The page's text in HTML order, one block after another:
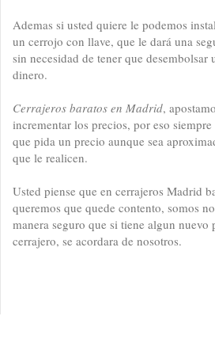
Ademas si usted quiere le podemos
un cerrojo con llave, que le dará una
sin necesidad de tener que desembolsar
dinero.
Cerrajeros baratos en Madrid,
incrementar los precios, por eso
que pida un precio aunque sea
que le realicen.
Usted piense que en cerrajeros Madrid
queremos que quede contento, somos
manera seguro que si tiene algun nuevo
cerrajero, se acordara de nosotros.